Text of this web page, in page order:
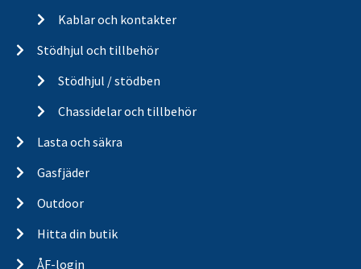
Kablar och kontakter
Stödhjul och tillbehör
Stödhjul / stödben
Chassidelar och tillbehör
Lasta och säkra
Gasfjäder
Outdoor
Hitta din butik
ÅF-login